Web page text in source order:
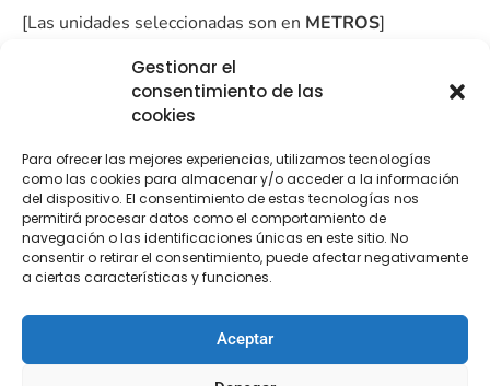
Gestionar el
consentimiento de las
cookies
Para ofrecer las mejores experiencias, utilizamos tecnologías
como las cookies para almacenar y/o acceder a la información
del dispositivo. El consentimiento de estas tecnologías nos
permitirá procesar datos como el comportamiento de
navegación o las identificaciones únicas en este sitio. No
consentir o retirar el consentimiento, puede afectar negativamente
a ciertas características y funciones.
Aceptar
[Las unidades seleccionadas son en METROS]
COMPRA
SEGURA
ENVÍO 24-48H TIENDA FÍSICA
Descripción
Información adicional